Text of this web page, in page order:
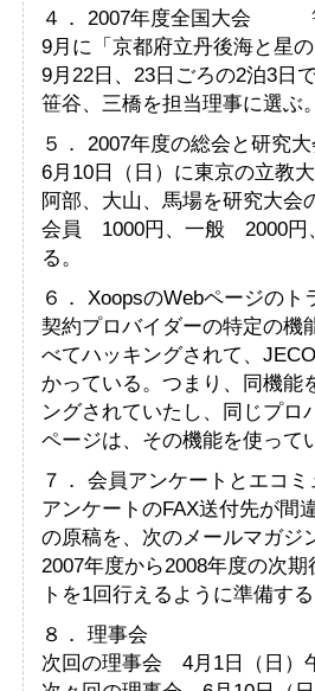
４． 2007年度全国大会
9月に「京都府立丹後海と星
9月22日、23日ごろの2泊3日
笹谷、三橋を担当理事に選ぶ
５． 2007年度の総会と研究
6月10日（日）に東京の立教
阿部、大山、馬場を研究大会
会員 1000円、一般 2000円
る。
６． XoopsのWebページ
契約プロバイダーの特定の機
べてハッキングされて、
かっている。つまり、同機能
ングされていたし、同じプロ
ページは、その機能を使って
７． 会員アンケートとエ
アンケートのFAX送付先が間
の原稿を、次のメールマガジ
2007年度から2008年度の次
トを1回行えるように準備す
８． 理事会
次回の理事会 4月1日（日